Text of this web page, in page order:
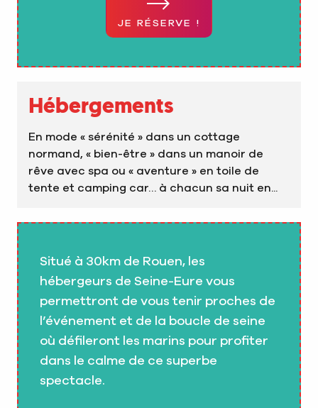
JE RÉSERVE !
Situé à 30km de Rouen, les
hébergeurs de Seine-Eure vous
permettront de vous tenir proches de
l’événement et de la boucle de seine
où défileront les marins pour profiter
dans le calme de ce superbe
spectacle.
Hébergements
En mode « sérénité » dans un cottage
normand, « bien-être » dans un manoir de
rêve avec spa ou « aventure » en toile de
tente et camping car… à chacun sa nuit en...